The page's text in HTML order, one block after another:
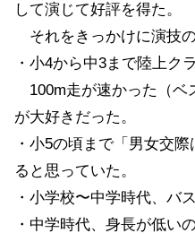
して演じて好評を得た。
それをきっかけに演技
・小4から中3まで陸上ク
100m走が速かった（ベ
が大好きだった。
・小5の頃まで「男女交
ると思っていた。
・小学校〜中学時代、バ
・中学時代、身長が低い